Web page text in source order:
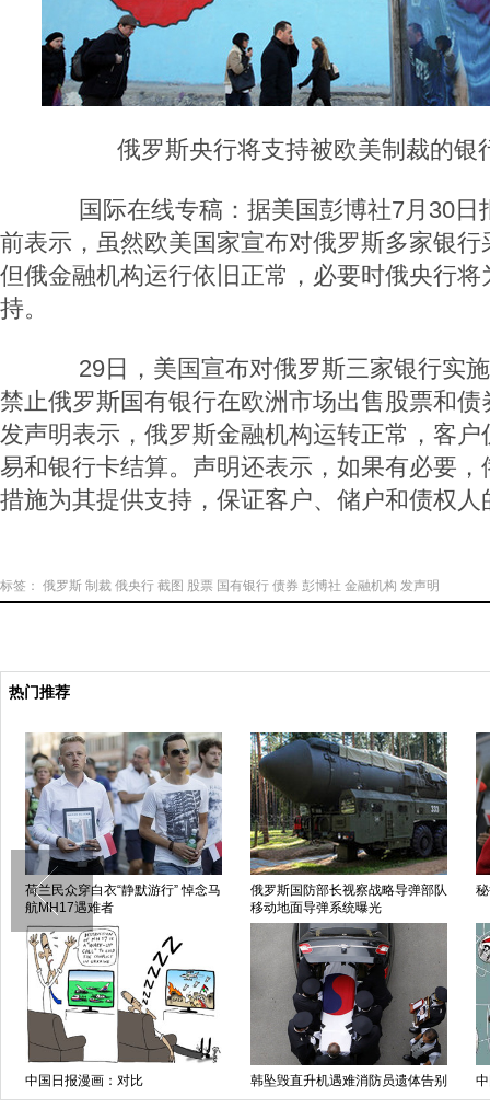
俄罗斯央行将支持被欧美制裁的银
国际在线专稿：据美国彭博社7月30日
前表示，虽然欧美国家宣布对俄罗斯多家银
但俄金融机构运行依旧正常，必要时俄央行
持。
29日，美国宣布对俄罗斯三家银行实施
禁止俄罗斯国有银行在欧洲市场出售股票和
发声明表示，俄罗斯金融机构运转正常，客
易和银行卡结算。声明还表示，如果有必要
措施为其提供支持，保证客户、储户和债权人
标签： 俄罗斯 制裁 俄央行 截图 股票 国有银行 债券 彭博社 金融机构 发声明
热门推荐
荷兰民众穿白衣“静默游行” 悼念马
航MH17遇难者
俄罗斯国防部长视察战略导弹部队
移动地面导弹系统曝光
中国日报漫画：对比
韩坠毁直升机遇难消防员遗体告别
仪式举行 亲友悲痛